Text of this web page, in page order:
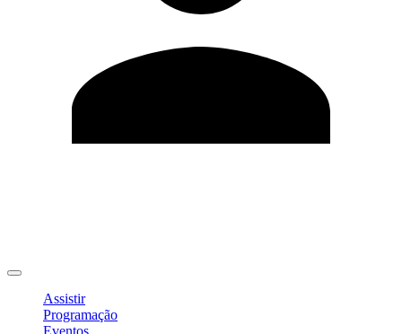
Assistir
Programação
Eventos